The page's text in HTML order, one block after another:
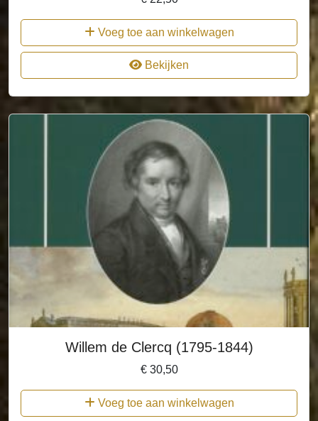
Voeg toe aan winkelwagen
Bekijken
Willem de Clercq (1795-1844)
€30,50
Voeg toe aan winkelwagen